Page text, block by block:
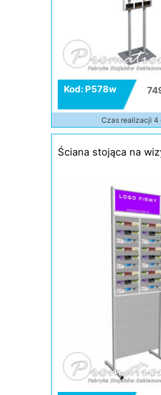
Kod: P578w
Czas realizacji 4
Ściana stojąca na